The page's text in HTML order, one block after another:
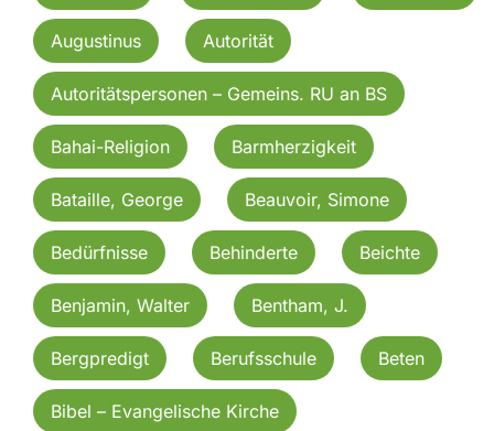
Augustinus Autorität
Autoritätspersonen – Gemeins. RU an BS
Bahai-Religion Barmherzigkeit
Bataille, George Beauvoir, Simone
Bedürfnisse Behinderte Beichte
Benjamin, Walter Bentham, J.
Bergpredigt Berufsschule Beten
Bibel – Evangelische Kirche